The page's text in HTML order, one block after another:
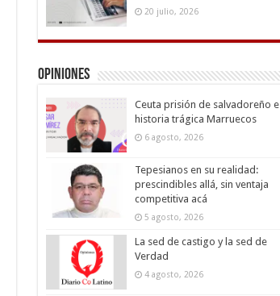
20 julio, 2026
Opiniones
Ceuta prisión de salvadoreño e
historia trágica Marruecos
6 agosto, 2026
Tepesianos en su realidad:
prescindibles allá, sin ventaja
competitiva acá
5 agosto, 2026
La sed de castigo y la sed de
Verdad
4 agosto, 2026